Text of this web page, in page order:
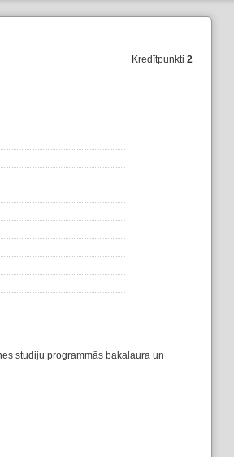
Kredītpunkti2
studiju programmās bakalaura un